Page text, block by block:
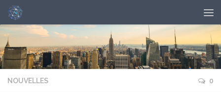
NOUVELLES 0